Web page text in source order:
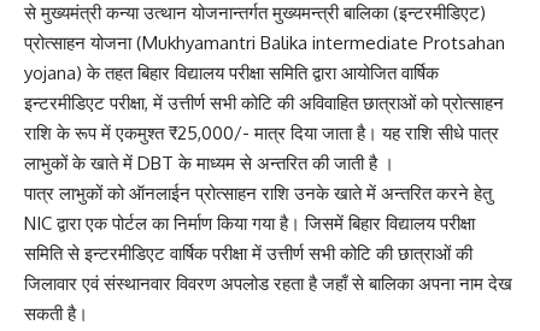
से मुख्यमंत्री कन्या उत्थान योजनान्तर्गत मुख्यमन्त्री बालिका (इन्टरमीडिएट)
प्रोत्साहन योजना (Mukhyamantri Balika intermediate Protsahan
yojana) के तहत बिहार विद्यालय परीक्षा समिति द्वारा आयोजित वार्षिक
इन्टरमीडिएट परीक्षा, में उत्तीर्ण सभी कोटि की अविवाहित छात्राओं को प्रोत्साहन
राशि के रूप में एकमुश्त ₹25,000/- मात्र दिया जाता है। यह राशि सीधे पात्र
लाभुकों के खाते में DBT के माध्यम से अन्तरित की जाती है ।
पात्र लाभुकों को ऑनलाईन प्रोत्साहन राशि उनके खाते में अन्तरित करने हेतु
NIC द्वारा एक पोर्टल का निर्माण किया गया है। जिसमें बिहार विद्यालय परीक्षा
समिति से इन्टरमीडिएट वार्षिक परीक्षा में उत्तीर्ण सभी कोटि की छात्राओं की
जिलावार एवं संस्थानवार विवरण अपलोड रहता है जहाँ से बालिका अपना नाम देख
सकती है।